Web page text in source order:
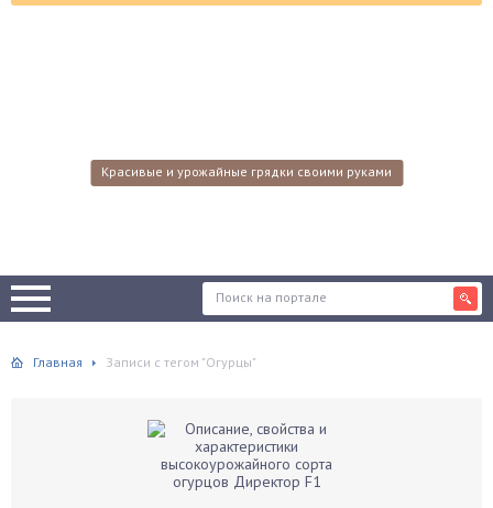
Красивые и урожайные грядки своими руками
Главная Записи с тегом "Огурцы"